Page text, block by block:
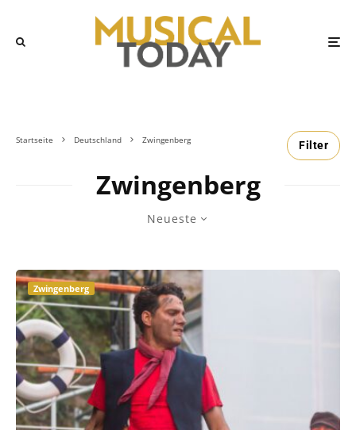
Startseite Deutschland Zwingenberg Filter
Zwingenberg
Neueste
Zwingenberg